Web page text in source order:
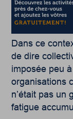
Dans ce
de dire
imposée peu
organisations
n’était pas un
fatigue